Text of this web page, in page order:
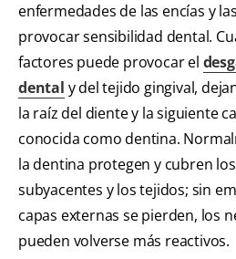
enfermedades de las encías y
provocar sensibilidad dental.
factores puede provocar el
dental y del tejido gingival,
la raíz del diente y la siguiente
conocida como dentina.
la dentina protegen y cubren
subyacentes y los tejidos; sin
capas externas se pierden, los
pueden volverse más reactivos.